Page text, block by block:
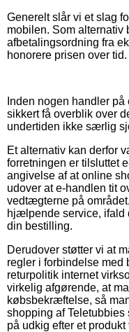
Generelt slår vi et slag
mobilen. Som alternativ
afbetalingsordning fra
honorere prisen over tid.
Inden nogen handler
sikkert få overblik over
undertiden ikke særlig
Et alternativ kan derfor
forretningen er tilsluttet
angivelse af at online
udover at e-handlen tit
vedtægterne på
hjælpende service, ifald
din bestilling.
Derudover støtter vi at
regler i forbindelse med
returpolitik internet
virkelig afgørende, at
købsbekræftelse, så
shopping af
på udkig efter et